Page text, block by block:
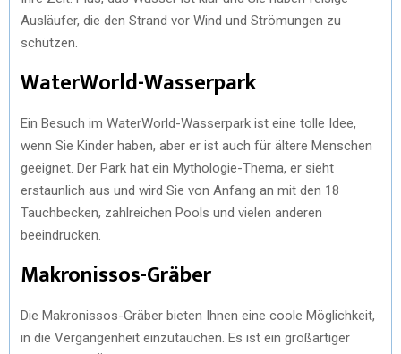
Ausläufer, die den Strand vor Wind und Strömungen zu
schützen.
WaterWorld-Wasserpark
Ein Besuch im WaterWorld-Wasserpark ist eine tolle Idee,
wenn Sie Kinder haben, aber er ist auch für ältere Menschen
geeignet. Der Park hat ein Mythologie-Thema, er sieht
erstaunlich aus und wird Sie von Anfang an mit den 18
Tauchbecken, zahlreichen Pools und vielen anderen
beeindrucken.
Makronissos-Gräber
Die Makronissos-Gräber bieten Ihnen eine coole Möglichkeit,
in die Vergangenheit einzutauchen. Es ist ein großartiger